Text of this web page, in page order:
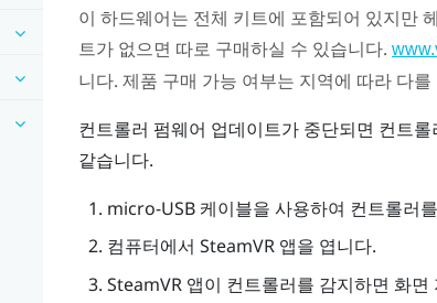
이 하드웨어는 전체 키트에 포함되어 있지만
트가 없으면 따로 구매하실 수 있습니다.
니다. 제품 구매 가능 여부는 지역에 따라 다
컨트롤러 펌웨어 업데이트가 중단되면 컨트
같습니다.
micro-USB 케이블을 사용하여 컨트롤러
컴퓨터에서 SteamVR앱을 엽니다.
SteamVR앱이 컨트롤러를 감지하면 화면